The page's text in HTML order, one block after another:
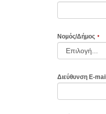
Νοµός/Δήμος
Διεύθυνση E-mail